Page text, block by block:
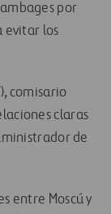
por
evitar los
comisario
claras
de
entre Moscú y